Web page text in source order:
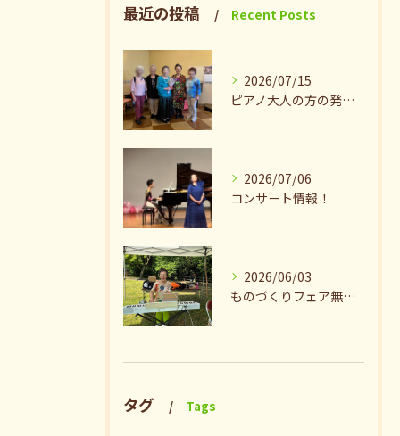
最近の投稿 Recent Posts
2026/07/15
ピアノ大人の方の発表会兼ねたお茶会🎵
2026/07/06
コンサート情報！
2026/06/03
ものづくりフェア無事終了♪ありがとうございました。
タグ Tags